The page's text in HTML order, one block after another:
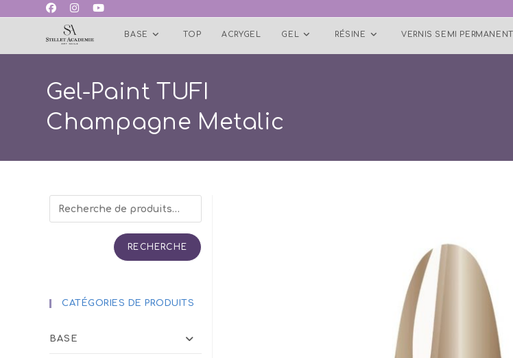
BASE TOP ACRYGEL GEL RÉSINE VERNIS SEMI
Gel-Paint TUFI
Champagne Metalic
RECHERCHE
CATÉGORIES DE PRODUITS
BASE